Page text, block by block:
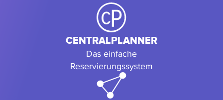
CENTRALPLANNER
Das einfache
Reservierungssystem